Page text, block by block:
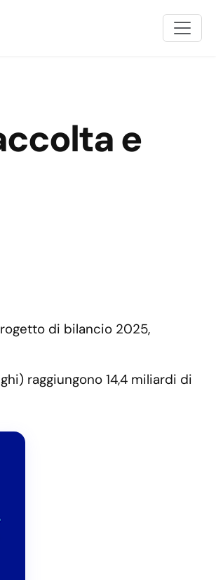
e
di bilancio 2025,
raggiungono 14,4 miliardi di